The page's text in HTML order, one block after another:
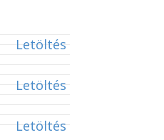
Letöltés
Letöltés
Letöltés